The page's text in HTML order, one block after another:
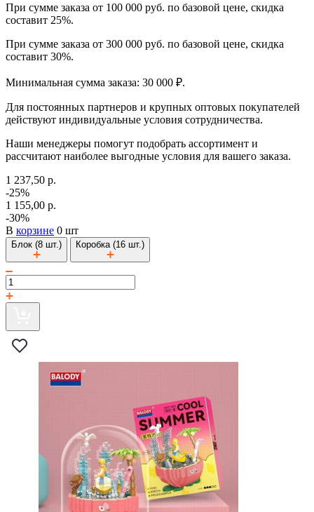
При сумме заказа от 100 000 руб. по базовой цене, скидка
составит 25%.
При сумме заказа от 300 000 руб. по базовой цене, скидка
составит 30%.
Минимальная сумма заказа: 30 000 ₽.
Для постоянных партнеров и крупных оптовых покупателей
действуют индивидуальные условия сотрудничества.
Наши менеджеры помогут подобрать ассортимент и
рассчитают наиболее выгодные условия для вашего заказа.
1 237,50 р.
-25%
1 155,00 р.
-30%
В корзине 0 шт
Блок (8 шт.) Коробка (16 шт.)